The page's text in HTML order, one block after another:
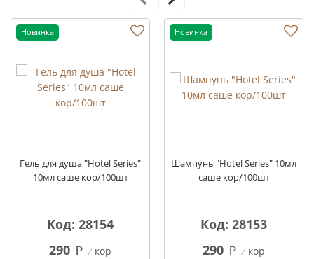
Новинка
Гель для душа "Hotel Series"
10мл саше кор/100шт
Код: 28154
290 q кор
Новинка
Шампунь "Hotel Series" 10мл
саше кор/100шт
Код: 28153
290 q кор